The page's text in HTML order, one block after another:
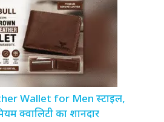
Wallet for Men स्टाइल,
क्वालिटी का शानदार